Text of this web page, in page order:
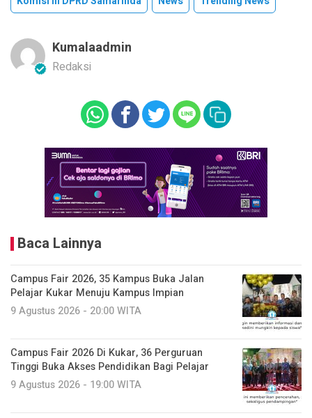
Kumalaadmin
Redaksi
Baca Lainnya
Campus Fair 2026, 35 Kampus Buka Jalan
Pelajar Kukar Menuju Kampus Impian
9 Agustus 2026 - 20:00 WITA
Campus Fair 2026 Di Kukar, 36 Perguruan
Tinggi Buka Akses Pendidikan Bagi Pelajar
9 Agustus 2026 - 19:00 WITA